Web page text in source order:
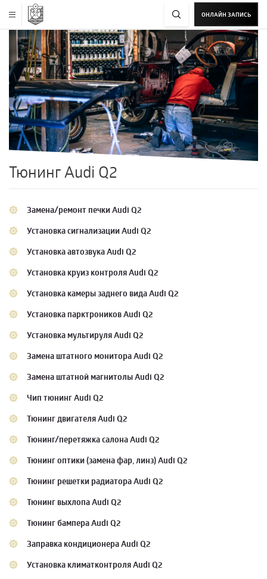
ОНЛАЙН ЗАПИСЬ
Тюнинг Audi Q2
Замена/ремонт печки Audi Q2
Установка сигнализации Audi Q2
Установка автозвука Audi Q2
Установка круиз контроля Audi Q2
Установка камеры заднего вида Audi Q2
Установка парктроников Audi Q2
Установка мультируля Audi Q2
Замена штатного монитора Audi Q2
Замена штатной магнитолы Audi Q2
Чип тюнинг Audi Q2
Тюнинг двигателя Audi Q2
Тюнинг/перетяжка салона Audi Q2
Тюнинг оптики (замена фар, линз) Audi Q2
Тюнинг решетки радиатора Audi Q2
Тюнинг выхлопа Audi Q2
Тюнинг бампера Audi Q2
Заправка кондиционера Audi Q2
Установка климатконтроля Audi Q2